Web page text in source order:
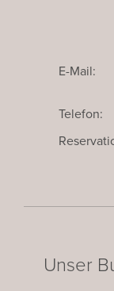
E-Mail:
Telefon:
Unser